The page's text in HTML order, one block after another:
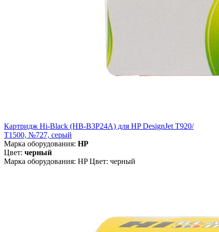
Картридж Hi-Black (HB-B3P24A) для HP DesignJet T920/
T1500, №727, серый
Марка оборудования: HP
Цвет: черный
Марка оборудования: HP Цвет: черный